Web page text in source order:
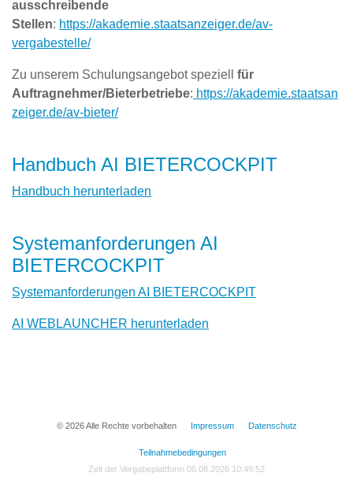
ausschreibende
Stellen: https://akademie.staatsanzeiger.de/av-
vergabestelle/
Zu unserem Schulungsangebot speziell für
Auftragnehmer/Bieterbetriebe: https://akademie.staatsan
zeiger.de/av-bieter/
Handbuch AI BIETERCOCKPIT
Handbuch herunterladen
Systemanforderungen AI
BIETERCOCKPIT
Systemanforderungen AI BIETERCOCKPIT
AI WEBLAUNCHER herunterladen
© 2026 Alle Rechte vorbehalten Impressum Datenschutz
Teilnahmebedingungen
Zeit der Vergabeplattform 06.08.2026 10:49:52